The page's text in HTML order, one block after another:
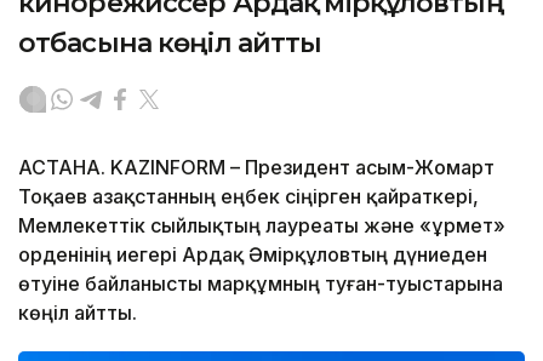
отбасына көңіл айтты
АСТАНА. KAZINFORM – Президент Қасым-Жомарт
Тоқаев Қазақстанның еңбек сіңірген қайраткері,
Мемлекеттік сыйлықтың лауреаты және «Құрмет»
орденінің иегері Ардақ Әмірқұловтың дүниеден
өтуіне байланысты марқұмның туған-туыстарына
көңіл айтты.